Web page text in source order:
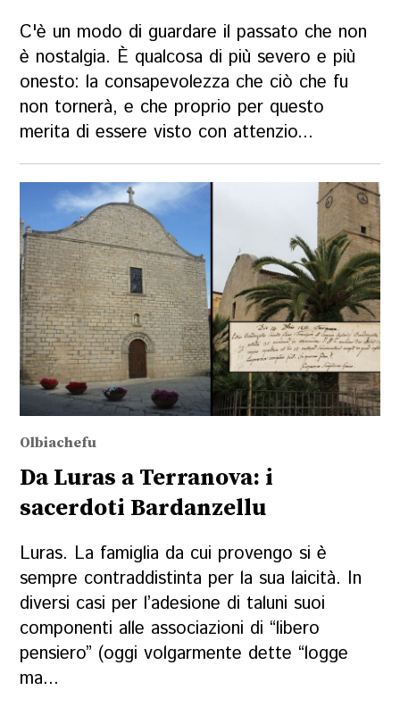
C'è un modo di guardare il passato che non
è nostalgia. È qualcosa di più severo e più
onesto: la consapevolezza che ciò che fu
non tornerà, e che proprio per questo
merita di essere visto con attenzio...
Olbiachefu
Da Luras a Terranova: i
sacerdoti Bardanzellu
Luras. La famiglia da cui provengo si è
sempre contraddistinta per la sua laicità. In
diversi casi per l’adesione di taluni suoi
componenti alle associazioni di “libero
pensiero” (oggi volgarmente dette “logge
ma...